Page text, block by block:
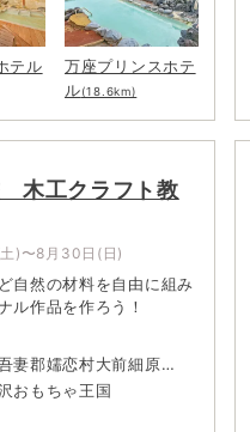
テル
万座プリンスホテ
ル(18.6km)
木工クラフト教
)〜8月30日(日)
自然の材料を自由に組み
ル作品を作ろう！
妻郡嬬恋村大前細原
おもちゃ王国